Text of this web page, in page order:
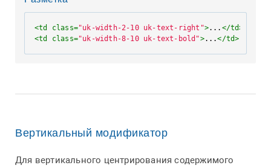
<td class="uk-width-2-10 uk-text-right">... </td>
<td class="uk-width-8-10 uk-text-bold">...</td>
Вертикальный модификатор
Для вертикального центрирования содержимого